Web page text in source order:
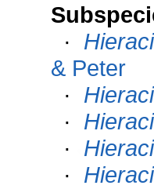
·
& Peter
·
·
·
·